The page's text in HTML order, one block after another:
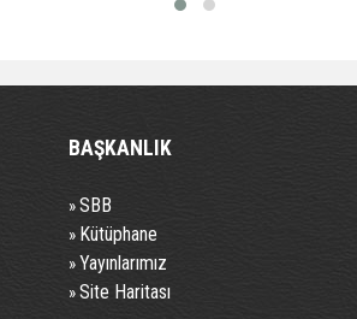
BAŞKANLIK
»SBB
» Kütüphane
»Yayınlarımız
»Site Haritası